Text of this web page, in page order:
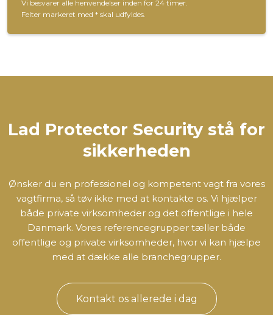
Vi besvarer alle henvendelser inden for 24 timer.
Felter markeret med *skal udfyldes.​
Lad Protector Security stå for
sikkerheden
Ønsker du en professionel og kompetent vagt fra vores
vagtfirma, så tøv ikke med at kontakte os. Vi hjælper
både private virksomheder og det offentlige i hele
Danmark. Vores referencegrupper tæller både
offentlige og private virksomheder, hvor vi kan hjælpe
med at dække alle branchegrupper.
​Kontakt os allerede i dag